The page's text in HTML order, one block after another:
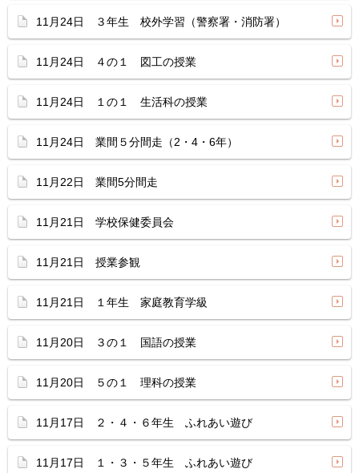
11月24日 ３年生 校外学習（警察署・消防署）
11月24日 ４の１ 図工の授業
11月24日 １の１ 生活科の授業
11月24日 業間５分間走（2・4・6年）
11月22日 業間5分間走
11月21日 学校保健委員会
11月21日 授業参観
11月21日 １年生 家庭教育学級
11月20日 ３の１ 国語の授業
11月20日 ５の１ 理科の授業
11月17日 ２・４・６年生 ふれあい遊び
11月17日 １・３・５年生 ふれあい遊び